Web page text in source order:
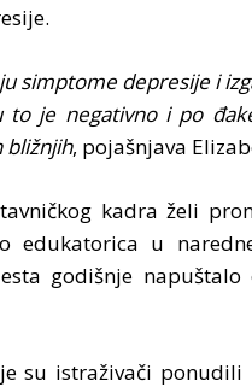
simptome depresije i
to je negativno i po
bližnjih, pojašnjava
kadra želi
edukatorica u
godišnje
su istraživači